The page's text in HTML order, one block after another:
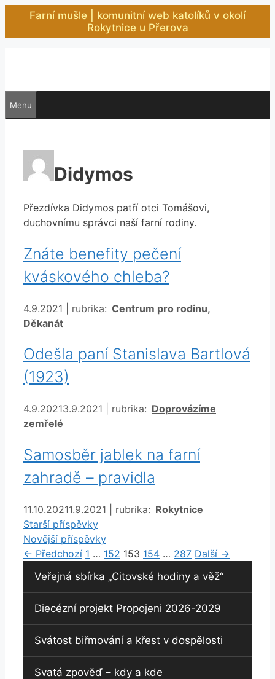
Přeskočit
obsah
Farní mušle | komunitní web katolíků v okolí
Rokytnice u Přerova
Menu
Didymos
Přezdívka Didymos patří otci Tomášovi,
duchovnímu správci naší farní rodiny.
Znáte benefity pečení
kváskového chleba?
4.9.2021 rubrika: Rubriky
Centrum pro rodinu,
Děkanát
Odešla paní Stanislava Bartlová
(1923)
4.9.20213.9.2021 rubrika: Rubriky
Doprovázíme
zemřelé
Samosběr jablek na farní
zahradě – pravidla
11.10.20211.9.2021 rubrika: Rubriky
Rokytnice
Starší příspěvky
Novější příspěvky
← Předchozí Stránka
1 … Stránka
152 Stránka
153 Stránka
154 … Stránka
287 Další →
Veřejná sbírka „Citovské hodiny a věž“
Diecézní projekt Propojeni 2026-2029
Svátost biřmování a křest v dospělosti
Svatá zpověď – kdy a kde